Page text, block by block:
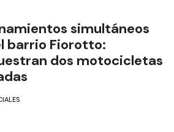
simultáneos
barrio Fiorotto:
dos motocicletas